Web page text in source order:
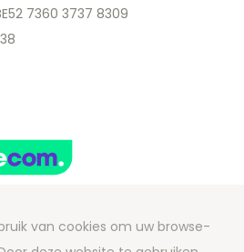
7360 3737 8309
van cookies om uw browse-